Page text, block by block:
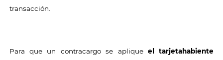
transacción.
Para que un contracargo se aplique el tarjetahabiente